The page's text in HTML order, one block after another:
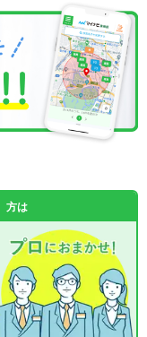
方は